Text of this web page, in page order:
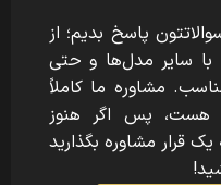
پاسخ بدیم؛ از
با سایر مدل‌ها و حتی
مشاوره ما کاملاً
هست، پس اگر هنوز
قرار مشاوره بگذارید